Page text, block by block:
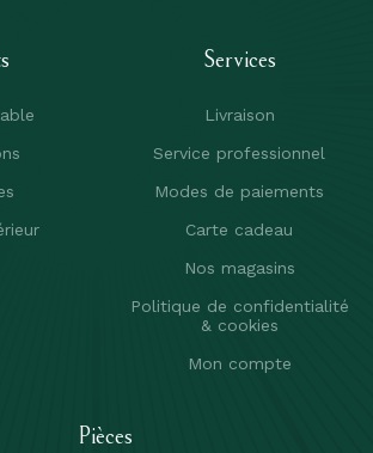
Services
Livraison
Service professionnel
Modes de paiements
Carte cadeau
Nos magasins
Politique de confidentialité
& cookies
Mon compte
Pièces